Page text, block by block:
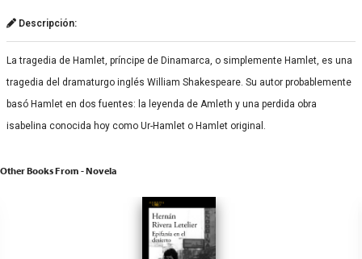
Descripción:
La tragedia de Hamlet, príncipe de Dinamarca, o simplemente Hamlet, es una
tragedia del dramaturgo inglés William Shakespeare.​ Su autor probablemente
basó Hamlet en dos fuentes: la leyenda de Amleth y una perdida obra
isabelina conocida hoy como Ur-Hamlet o Hamlet original.
Other Books From - Novela